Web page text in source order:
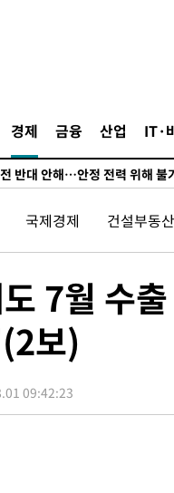
경제 금융 산업 IT·
행 항로 합의" 이란 외무부 대
"태풍 지나며 폭염 잠시 꺾인다"
, '이란 호르무즈 통제권' 수
' 대한축구협회·축구회관 등
동…4%대 급락
부시장에 백승주·윤난실
내린 797.44 출발
내린 6478.75 개장
달 연속 사상 최대
능 3개 산불, 방화선 일부 구축
도자와 소통하기가 매우 어려
행 항로 합의" 이란 외무부 대
국제경제 건설부동산
도 7월
보)
09:42:23